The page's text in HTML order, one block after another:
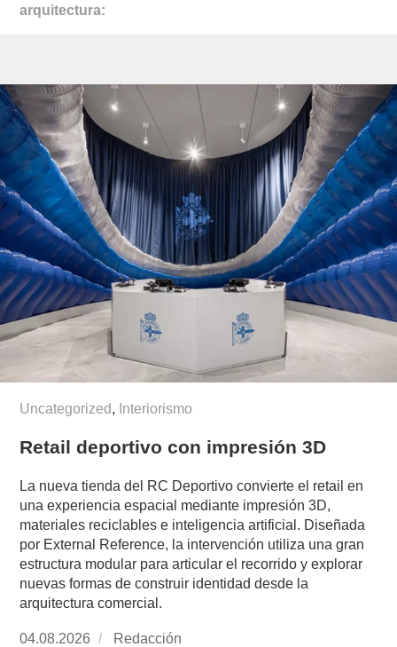
arquitectura
Uncategorized, Interiorismo
Retail deportivo con impresión 3D
La nueva tienda del RC Deportivo convierte el retail en
una experiencia espacial mediante impresión 3D,
materiales reciclables e inteligencia artificial. Diseñada
por External Reference, la intervención utiliza una gran
estructura modular para articular el recorrido y explorar
nuevas formas de construir identidad desde la
arquitectura comercial.
Publicado
04.08.2026 https://www.experimenta.es/author/redaccion/
Redacción